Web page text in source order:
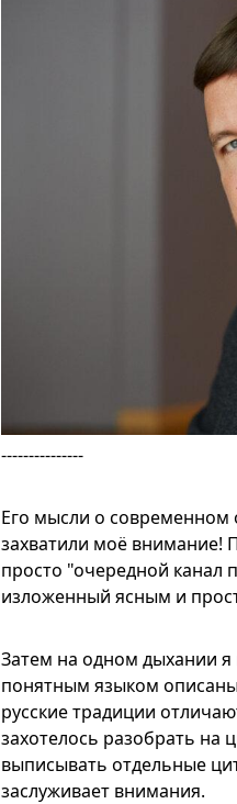
---------------
Его мысли о современном
захватили моё внимание!
просто "очередной канал
изложенный ясным и
Затем на одном дыхании я
понятным языком
русские традиции
захотелось разобрать на
выписывать отдельные
заслуживает внимания.